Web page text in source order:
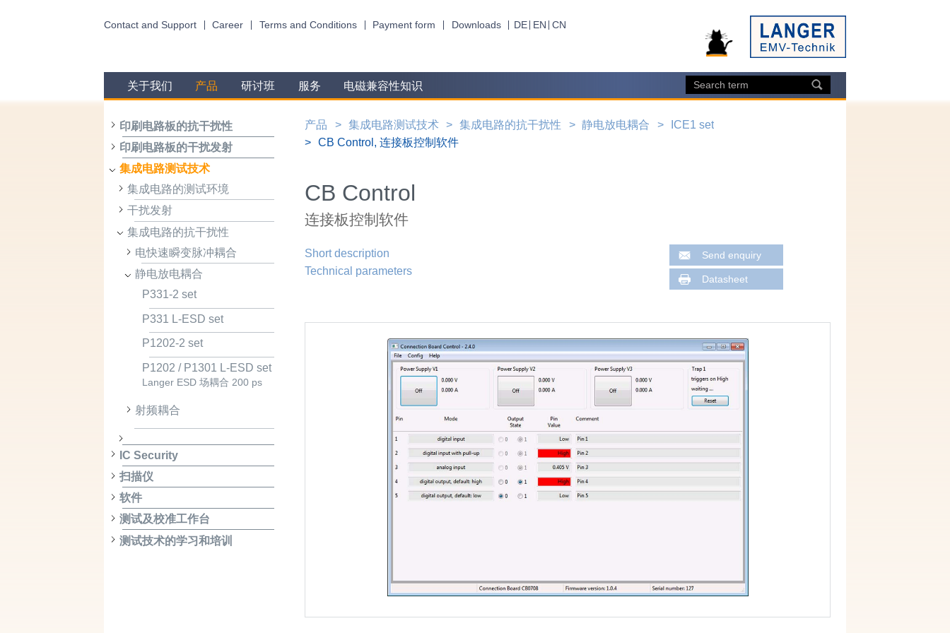
Contact and Support Career Terms and Conditions Payment form Downloads DE EN CN
关于我们 产品 研讨班 服务 电磁兼容性知识
印刷电路板的抗干扰性
印刷电路板的干扰发射
集成电路测试技术
集成电路的测试环境
干扰发射
集成电路的抗干扰性
电快速瞬变脉冲耦合
静电放电耦合
P331-2 set
P331 L-ESD set
P1202-2 set
P1202 / P1301 L-ESD set
Langer ESD 场耦合 200 ps
射频耦合
IC Security
扫描仪
软件
测试及校准工作台
测试技术的学习和培训
产品 集成电路测试技术 集成电路的抗干扰性 静电放电耦合
ICE1 set
CB Control, 连接板控制软件
CB Control
连接板控制软件
Short description
Technical parameters
Send enquiry
Datasheet